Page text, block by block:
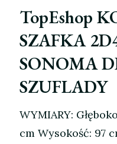
TopEshop
SZAFKA
SONOMA
SZUFLADY
WYMIARY:
cm Wysokość: 97